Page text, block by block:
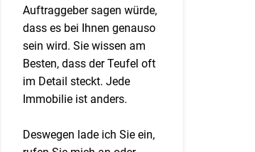
Auftraggeber sagen würde,
dass es bei Ihnen genauso
sein wird. Sie wissen am
Besten, dass der Teufel oft
im Detail steckt. Jede
Immobilie ist anders.
Deswegen lade ich Sie ein,